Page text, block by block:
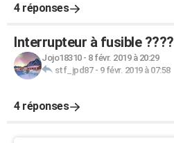
4 réponses
Interrupteur à fusible ????
Jojo18310- 8 févr. 2019 à 20:29
stf_jpd87- 9 févr. 2019 à 07:58
4 réponses